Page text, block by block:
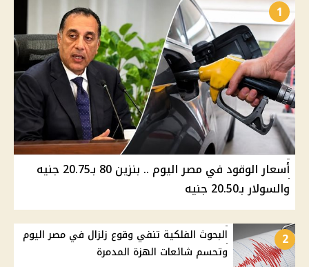
1
أسعار الوقود في مصر اليوم .. بنزين 80 بـ20.75 جنيه
والسولار بـ20.50 جنيه
2
البحوث الفلكية تنفي وقوع زلزال في مصر اليوم
وتحسم شائعات الهزة المدمرة